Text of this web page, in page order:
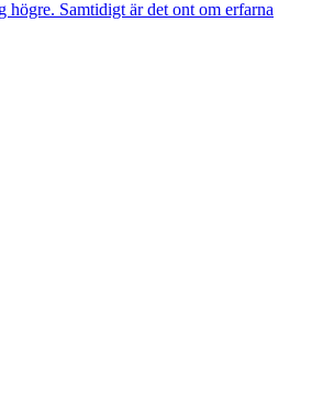
Samtidigt är det ont om erfarna